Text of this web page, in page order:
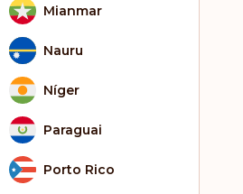
Mianmar
Nauru
Níger
Paraguai
Porto Rico